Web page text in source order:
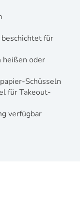
für
heißen oder
Schüsseln
für Takeout-
verfügbar